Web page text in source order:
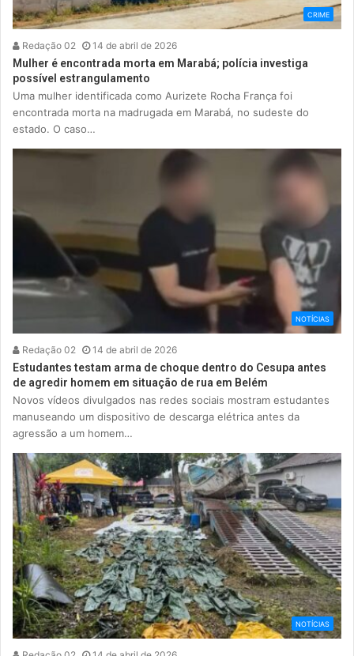
CRIME
Redação 02 14 de abril de 2026
Mulher é encontrada morta em Marabá; polícia investiga
possível estrangulamento
Uma mulher identificada como Aurizete Rocha França foi
encontrada morta na madrugada em Marabá, no sudeste do
estado. O caso…
NOTÍCIAS
Redação 02 14 de abril de 2026
Estudantes testam arma de choque dentro do Cesupa antes
de agredir homem em situação de rua em Belém
Novos vídeos divulgados nas redes sociais mostram estudantes
manuseando um dispositivo de descarga elétrica antes da
agressão a um homem…
NOTÍCIAS